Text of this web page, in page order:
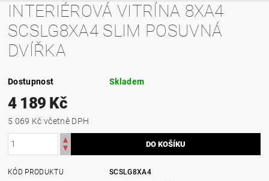
INTERIÉROVÁ VITRÍNA 8XA4
SCSLG8XA4 SLIM POSUVNÁ
DVÍŘKA
Dostupnost Skladem
4 189 Kč
5 069 Kč včetně DPH
KÓD PRODUKTU
SCSLG8XA4